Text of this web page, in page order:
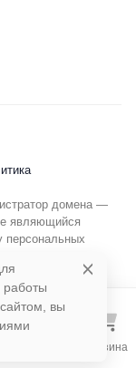
Корзина
домена —
являющийся
персональных
работы
вы